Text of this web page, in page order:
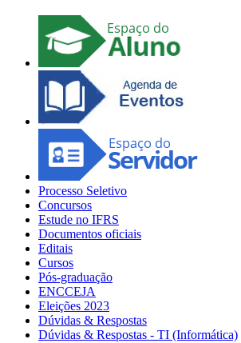
Processo Seletivo
Concursos
Estude no IFRS
Documentos oficiais
Editais
Cursos
Pós-graduação
ENCCEJA
Eleições 2023
Dúvidas & Respostas
Dúvidas & Respostas - TI (Informática)